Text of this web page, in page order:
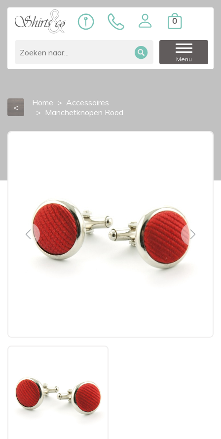
0
Menu
< Home
Accessoires
Manchetknopen Rood
Previous Next